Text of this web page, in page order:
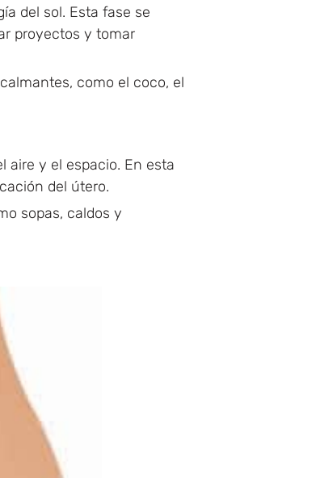
del sol. Esta fase se
proyectos y tomar
como el coco, el
aire y el espacio. En esta
del útero.
sopas, caldos y